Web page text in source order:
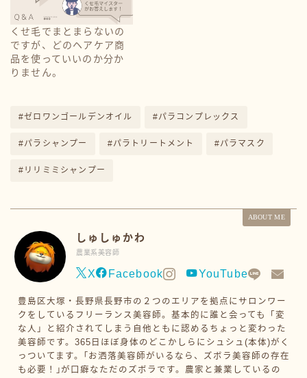
くせ毛でまとまらないの
ですが、どのヘアケア商
品を使っていいのか分か
りません。
#ゼロワンゴールデンオイル #パラコンプレックス
#パラシャンプー #パラトリートメント #パラマスク
#リリミミシャンプー
ABOUT ME
しゅしゅかわ
農業系美容師
X Facebook YouTube
豊島区大塚・長野県長野市の２つのエリアを拠点にサロンワー
クをしているフリーランス美容師。基本的に誰と会っても「変
な人」と紹介されてしまう自他ともに認めるちょっと変わった
美容師です。365日ほぼ身体のどこかしらにシュシュ(本体)がく
っついてます。｢お洒落美容師がいるなら、ズボラ美容師の存在
も必要！｣が口癖なただのズボラです。農家と兼業しているの